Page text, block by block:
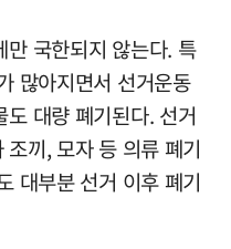
국한되지 않는다. 특
많아지면서 선거운동
대량 폐기된다. 선거
끼, 모자 등 의류 폐기
대부분 선거 이후 폐기